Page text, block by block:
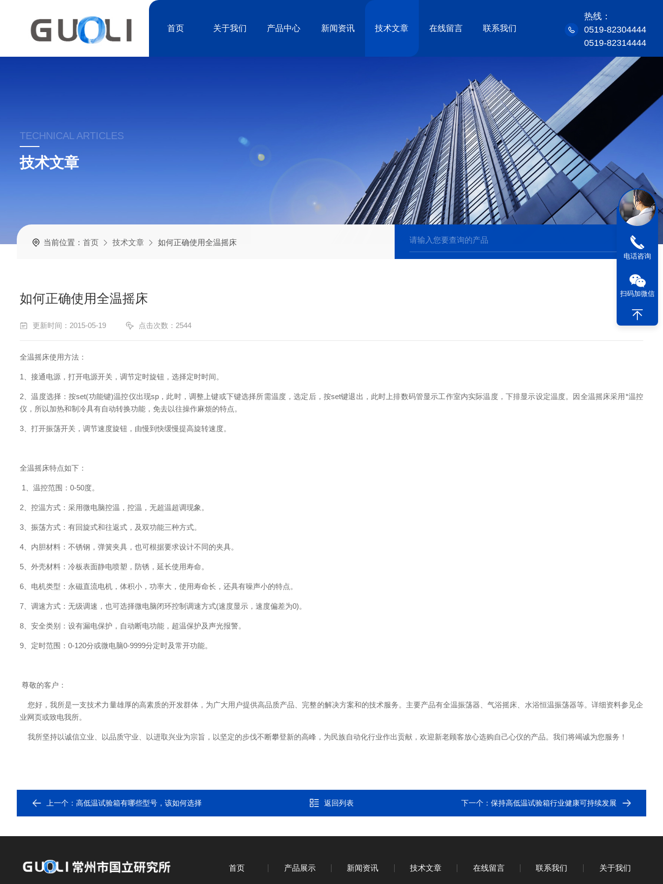
首页 关于我们 产品中心 新闻资讯 技术文章 在线留言 联系我们
热线：
0519-82304444
0519-82314444
TECHNICAL ARTICLES
技术文章
当前位置： 首页 技术文章 如何正确使用全温摇床
如何正确使用全温摇床
更新时间：2015-05-19 点击次数：2544
全温摇床使用方法：
1 、接通电源，打开电源开关，调节定时旋钮，选择定时时间。
2 、温度选择：按set(功能键)温控仪出现sp，此时，调整上键或下键选择所需温度，选定后，按set键退出，此时上排数码管显示工作室内实际温度，下排显示设定温度。因全温摇床采用*温控
仪，所以加热和制冷具有自动转换功能，免去以往操作麻烦的特点。
3 、打开振荡开关，调节速度旋钮，由慢到快缓慢提高旋转速度。
全温摇床特点如下：
1 、温控范围：0-50度。
2 、控温方式：采用微电脑控温，控温，无超温超调现象。
3 、振荡方式：有回旋式和往返式，及双功能三种方式。
4 、内胆材料：不锈钢，弹簧夹具，也可根据要求设计不同的夹具。
5 、外壳材料：冷板表面静电喷塑，防锈，延长使用寿命。
6 、电机类型：永磁直流电机，体积小，功率大，使用寿命长，还具有噪声小的特点。
7 、调速方式：无级调速，也可选择微电脑闭环控制调速方式(速度显示，速度偏差为0)。
8 、安全类别：设有漏电保护，自动断电功能，超温保护及声光报警。
9 、定时范围：0-120分或微电脑0-9999分定时及常开功能。
尊敬的客户：
您好，我所是一支技术力量雄厚的高素质的开发群体，为广大用户提供高品质产品、完整的解决方案和的技术服务。主要产品有全温振荡器 、气浴摇床 水浴恒温振荡器等。详细资料参见企
业网页或致电我所。
我所坚持以诚信立业、以品质守业、以进取兴业为宗旨，以坚定的步伐不断攀登新的高峰，为民族自动化行业作出贡献，欢迎新老顾客放心选购自己心仪的产品。我们将竭诚为您服务！
上一个： 高低温试验箱有哪些型号，该如何选择 返回列表 下一个：保持高低温试验箱行业健康可持续发展
首页 产品展示 新闻资讯 技术文章 在线留言 联系我们 关于我们
电话咨询
扫码加微信